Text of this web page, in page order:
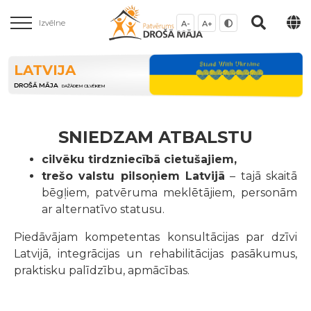
Izvēlne A- A+
LATVIJA
DROŠĀ MĀJA DAŽĀDIEM CILVĒKIEM
SNIEDZAM ATBALSTU
cilvēku tirdzniecībā cietušajiem,
trešo valstu pilsoņiem Latvijā – tajā skaitā
bēgļiem, patvēruma meklētājiem, personām
ar alternatīvo statusu.
Piedāvājam kompetentas konsultācijas par dzīvi
Latvijā, integrācijas un rehabilitācijas pasākumus,
praktisku palīdzību, apmācības.